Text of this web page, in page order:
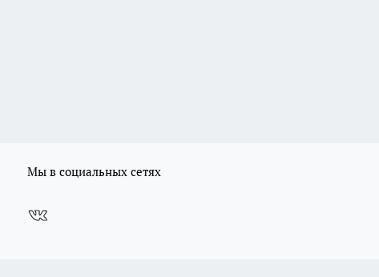
Мы в социальных сетях